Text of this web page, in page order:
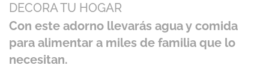
DECORA TU HOGAR
Con este adorno llevarás agua y comida
para alimentar a miles de familia que lo
necesitan.